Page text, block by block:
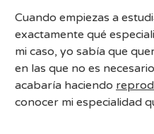
Cuando empiezas a
exactamente qué
mi caso, yo sabía que
en las que no es
acabaría haciendo
conocer mi especialidad